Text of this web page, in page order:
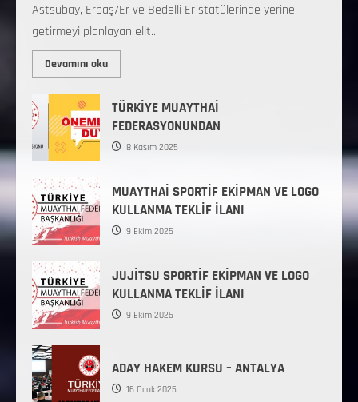
Astsubay, Erbaş/Er ve Bedelli Er statülerinde yerine
getirmeyi planlayan elit...
Devamını oku
TÜRKİYE MUAYTHAİ
FEDERASYONUNDAN
8 Kasım 2025
MUAYTHAİ SPORTİF EKİPMAN VE LOGO
KULLANMA TEKLİF İLANI
9 Ekim 2025
JUJİTSU SPORTİF EKİPMAN VE LOGO
KULLANMA TEKLİF İLANI
9 Ekim 2025
ADAY HAKEM KURSU – ANTALYA
16 Ocak 2025